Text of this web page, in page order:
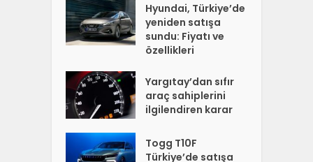
Hyundai, Türkiye’de
yeniden satışa
sundu: Fiyatı ve
özellikleri
Yargıtay’dan sıfır
araç sahiplerini
ilgilendiren karar
Togg T10F
Türkiye’de satışa